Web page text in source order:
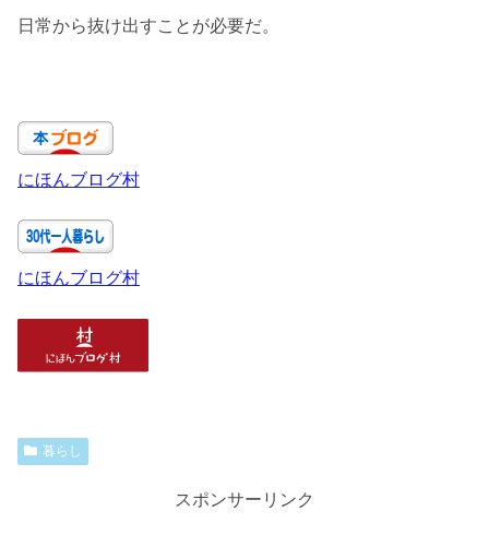
日常から抜け出すことが必要だ。
にほんブログ村
にほんブログ村
暮らし
スポンサーリンク